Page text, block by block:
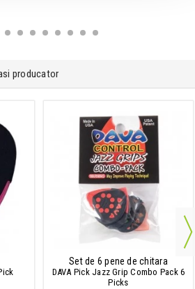
producator
Set de 6 pene de chitara
DAVA Pick Jazz Grip Combo Pack 6
Picks